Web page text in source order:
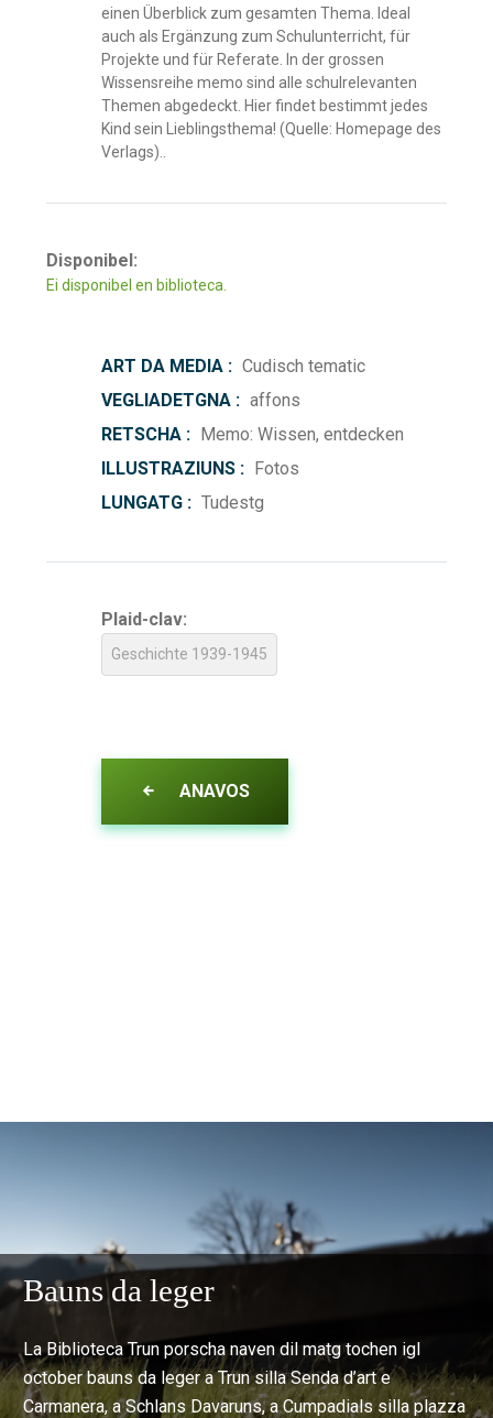
einen Überblick zum gesamten Thema. Ideal
auch als Ergänzung zum Schulunterricht, für
Projekte und für Referate. In der grossen
Wissensreihe memo sind alle schulrelevanten
Themen abgedeckt. Hier findet bestimmt jedes
Kind sein Lieblingsthema! (Quelle: Homepage des
Verlags)..
Disponibel:
Ei disponibel en biblioteca.
ART DA MEDIA : Cudisch tematic
VEGLIADETGNA : affons
RETSCHA : Memo: Wissen, entdecken
ILLUSTRAZIUNS : Fotos
LUNGATG : Tudestg
Plaid-clav:
Geschichte 1939-1945
ANAVOS
Bauns da leger
La Biblioteca Trun porscha naven dil matg tochen igl
october bauns da leger a Trun silla Senda d’art e
Carmanera, a Schlans Davaruns, a Cumpadials silla plazza